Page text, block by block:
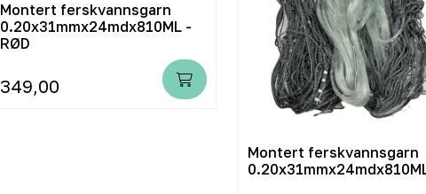
Montert ferskvannsgarn
0.20x31mmx24mdx810ML -
RØD
349,00
Montert ferskvannsgarn